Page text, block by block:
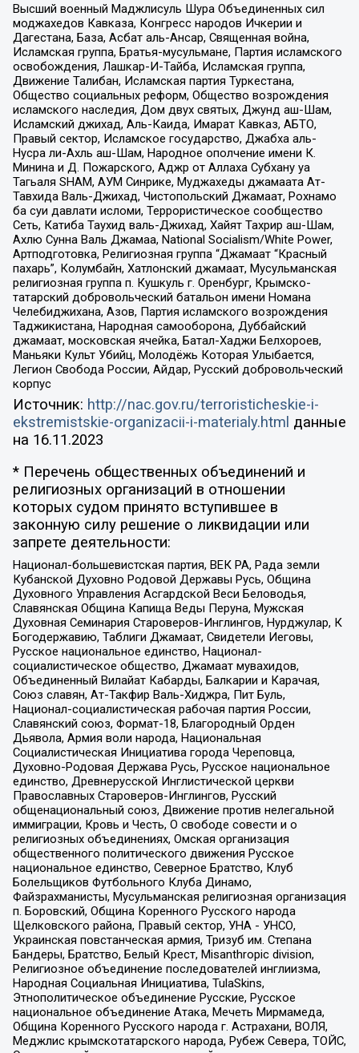
Высший военный Маджлисуль Шура Объединенных сил
моджахедов Кавказа, Конгресс народов Ичкерии и
Дагестана, База, Асбат аль-Ансар, Священная война,
Исламская группа, Братья-мусульмане, Партия исламского
освобождения, Лашкар-И-Тайба, Исламская группа,
Движение Талибан, Исламская партия Туркестана,
Общество социальных реформ, Общество возрождения
исламского наследия, Дом двух святых, Джунд аш-Шам,
Исламский джихад, Аль-Каида, Имарат Кавказ, АБТО,
Правый сектор, Исламское государство, Джабха аль-
Нусра ли-Ахль аш-Шам, Народное ополчение имени К.
Минина и Д. Пожарского, Аджр от Аллаха Субхану уа
Тагьаля SHAM, АУМ Синрике, Муджахеды джамаата Ат-
Тавхида Валь-Джихад, Чистопольский Джамаат, Рохнамо
ба суи давлати исломи, Террористическое сообщество
Сеть, Катиба Таухид валь-Джихад, Хайят Тахрир аш-Шам,
Ахлю Сунна Валь Джамаа, National Socialism/White Power,
Артподготовка, Религиозная группа “Джамаат “Красный
пахарь”, Колумбайн, Хатлонский джамаат, Мусульманская
религиозная группа п. Кушкуль г. Оренбург, Крымско-
татарский добровольческий батальон имени Номана
Челебиджихана, Азов, Партия исламского возрождения
Таджикистана, Народная самооборона, Дуббайский
джамаат, московская ячейка, Батал-Хаджи Белхороев,
Маньяки Культ Убийц, Молодёжь Которая Улыбается,
Легион Свобода России, Айдар, Русский добровольческий
корпус
Источник: http://nac.gov.ru/terroristicheskie-i-
ekstremistskie-organizacii-i-materialy.html данные
на 16.11.2023
* Перечень общественных объединений и
религиозных организаций в отношении
которых судом принято вступившее в
законную силу решение о ликвидации или
запрете деятельности:
Национал-большевистская партия, ВЕК РА, Рада земли
Кубанской Духовно Родовой Державы Русь, Община
Духовного Управления Асгардской Веси Беловодья,
Славянская Община Капища Веды Перуна, Мужская
Духовная Семинария Староверов-Инглингов, Нурджулар, К
Богодержавию, Таблиги Джамаат, Свидетели Иеговы,
Русское национальное единство, Национал-
социалистическое общество, Джамаат мувахидов,
Объединенный Вилайат Кабарды, Балкарии и Карачая,
Союз славян, Ат-Такфир Валь-Хиджра, Пит Буль,
Национал-социалистическая рабочая партия России,
Славянский союз, Формат-18, Благородный Орден
Дьявола, Армия воли народа, Национальная
Социалистическая Инициатива города Череповца,
Духовно-Родовая Держава Русь, Русское национальное
единство, Древнерусской Инглистической церкви
Православных Староверов-Инглингов, Русский
общенациональный союз, Движение против нелегальной
иммиграции, Кровь и Честь, О свободе совести и о
религиозных объединениях, Омская организация
общественного политического движения Русское
национальное единство, Северное Братство, Клуб
Болельщиков Футбольного Клуба Динамо,
Файзрахманисты, Мусульманская религиозная организация
п. Боровский, Община Коренного Русского народа
Щелковского района, Правый сектор, УНА - УНСО,
Украинская повстанческая армия, Тризуб им. Степана
Бандеры, Братство, Белый Крест, Misanthropic division,
Религиозное объединение последователей инглиизма,
Народная Социальная Инициатива, TulaSkins,
Этнополитическое объединение Русские, Русское
национальное объединение Атака, Мечеть Мирмамеда,
Община Коренного Русского народа г. Астрахани, ВОЛЯ,
Меджлис крымскотатарского народа, Рубеж Севера, ТОЙС,